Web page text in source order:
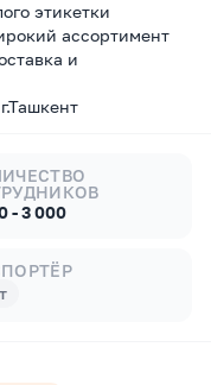
этикетки
ассортимент
и
- 3 000